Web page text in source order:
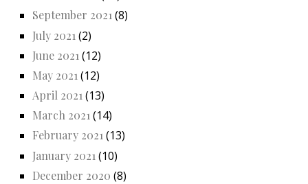
September 2021(8)
July 2021 (2)
June 2021 (12)
May 2021 (12)
April 2021 (13)
March 2021(14)
February 2021(13)
January 2021 (10)
December 2020 (8)